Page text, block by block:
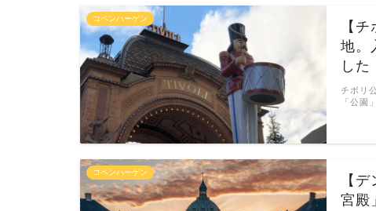
コペンハーゲン
【
地。
した
チボリ
「公園
コペンハーゲン
【
宮殿